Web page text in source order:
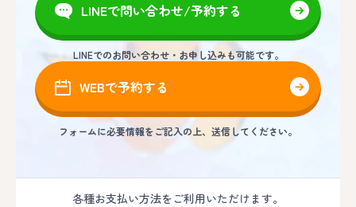
LINEで問い合わせ/予約する
LINEでのお問い合わせ・お申し込みも可能です。
WEBで予約する
フォームに必要情報をご記入の上、送信してください。
各種お支払い方法をご利用いただけます。